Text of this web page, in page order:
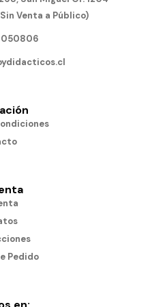
Venta a Público)
Pedido